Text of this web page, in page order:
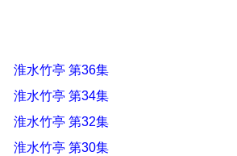
淮水竹亭 第36集
淮水竹亭 第34集
淮水竹亭 第32集
淮水竹亭 第30集